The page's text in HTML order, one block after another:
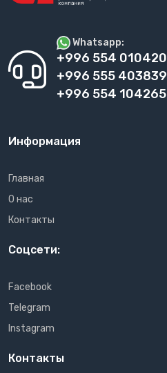
Whatsapp:
+996 554 010420
+996 555 403839
+996 554 104265
Информация
Главная
О нас
Контакты
Соцсети:
Facebook
Telegram
Instagram
Контакты